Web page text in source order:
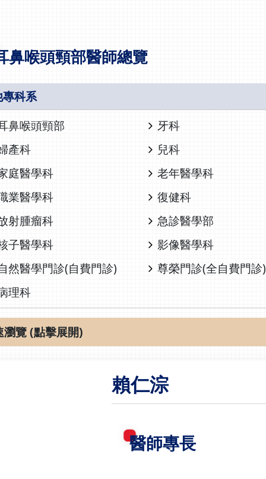
鼻喉頭頸部醫師總覽
科系
鼻喉頭頸部
牙科
產科
兒科
庭醫學科
老年醫學科
業醫學科
復健科
射腫瘤科
急診醫學部
子醫學科
影像醫學科
然醫學門診(自費門診)
尊榮門診(全自費門診)
理科
瀏覽 (點擊展開)
賴仁淙
醫師專長